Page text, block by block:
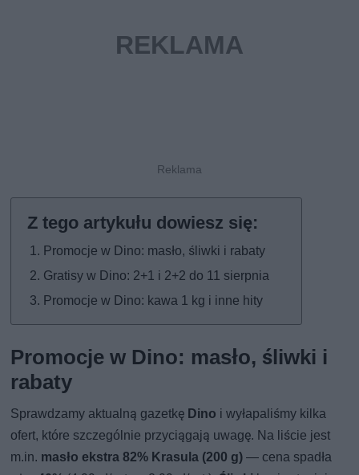
Promocje w Dino: masło, śliwki i rabaty
Gratisy w Dino: 2+1 i 2+2 do 11 sierpnia
Promocje w Dino: kawa 1 kg i inne hity
Promocje w Dino: masło, śliwki i
rabaty
Sprawdzamy aktualną gazetkę Dino i wyłapaliśmy kilka
ofert, które szczególnie przyciągają uwagę. Na liście jest
m.in. masło ekstra 82% Krasula (200 g) — cena spadła